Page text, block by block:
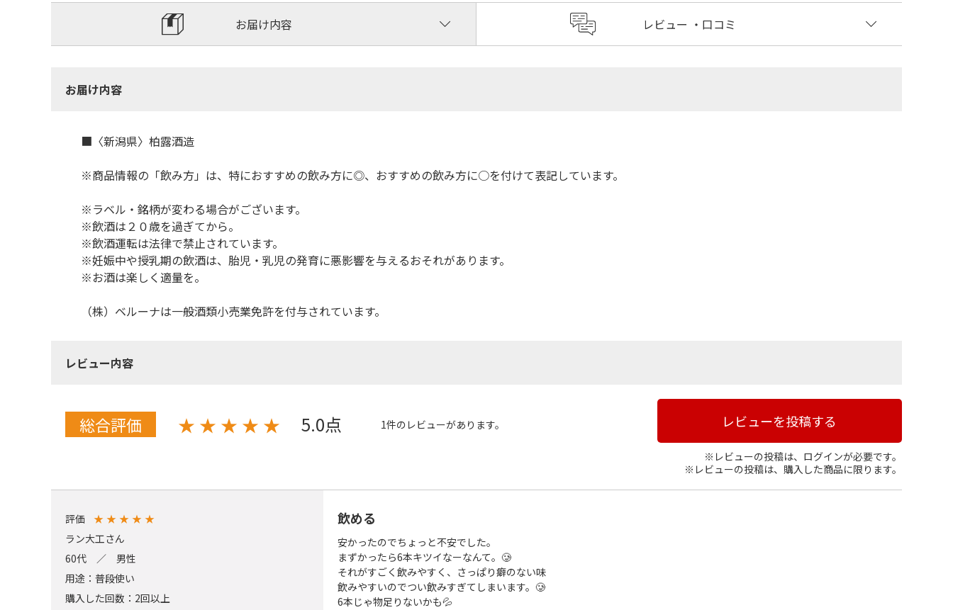
お届け内容 レビュー ・口コミ
お届け内容
■〈新潟県〉柏露酒造
※商品情報の「飲み方」は、特におすすめの飲み方に◎、おすすめの飲み方に○を付けて表記しています。
※ラベル・銘柄が変わる場合がございます。
※飲酒は２０歳を過ぎてから。
※飲酒運転は法律で禁止されています。
※妊娠中や授乳期の飲酒は、胎児・乳児の発育に悪影響を与えるおそれがあります。
※お酒は楽しく適量を。
（株）ベルーナは一般酒類小売業免許を付与されています。
レビュー内容
総合評価 ★ ★ ★ ★ ★ 5.0点 1件のレビューがあります。 レビューを投稿する
※レビューの投稿は、ログインが必要です。
※レビューの投稿は、購入した商品に限ります。
評価 ★ ★ ★ ★ ★
ラン大工さん
60代 ／ 男性
用途：普段使い
購入した回数：2回以上
飲める
安かったのでちょっと不安でした。
まずかったら6本キツイなーなんて。🥲
それがすごく飲みやすく、さっぱり癖のない味
飲みやすいのでつい飲みすぎてしまいます。🥲
6本じゃ物足りないかも💦